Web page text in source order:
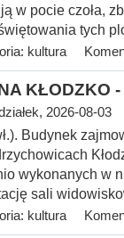
w pocie czoła,
tych
kultura
KŁODZKO
2026-08-03
Budynek
wykonanych w
sali
kultura